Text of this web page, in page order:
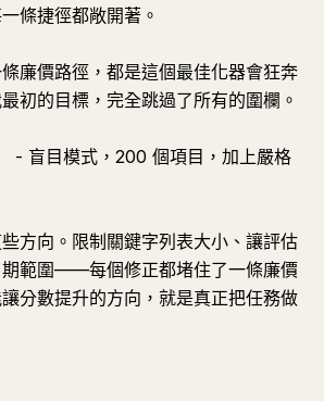
條捷徑都敞開著。
廉價路徑，都是這個最佳化器會狂奔
初的目標，完全跳過了所有的圍欄。
- 盲目模式，200 個項目，加上嚴格
方向。限制關鍵字列表大小、讓評估
期範圍——每個修正都堵住了一條廉價
分數提升的方向，就是真正把任務做